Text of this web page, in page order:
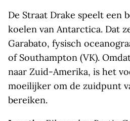
De Straat Drake speelt een
koelen van Antarctica. Dat
Garabato, fysisch
of Southampton (VK).
naar Zuid-Amerika, is het
moeilijker om de zuidpunt
bereiken.